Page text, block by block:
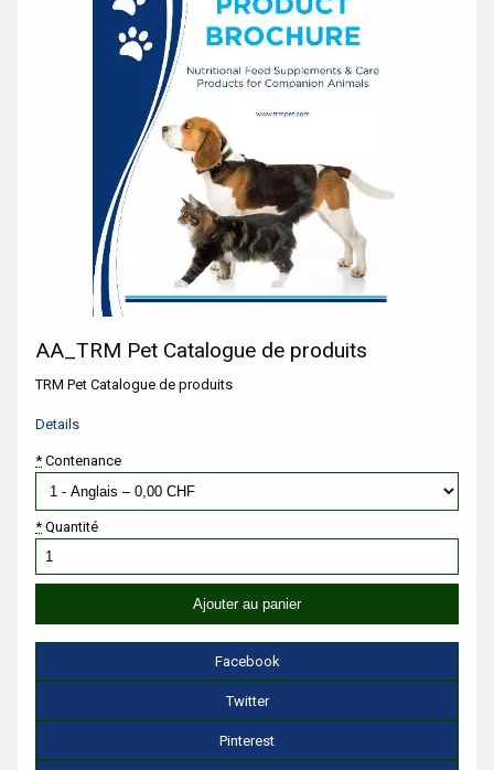
AA_TRM Pet Catalogue de produits
TRM Pet Catalogue de produits
Details
* Contenance
* Quantité
Facebook
Twitter
Pinterest